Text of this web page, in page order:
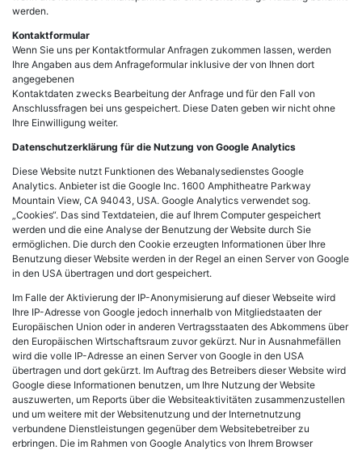
werden.
Kontaktformular
Wenn Sie uns per Kontaktformular Anfragen zukommen lassen, werden
Ihre Angaben aus dem Anfrageformular inklusive der von Ihnen dort
angegebenen
Kontaktdaten zwecks Bearbeitung der Anfrage und für den Fall von
Anschlussfragen bei uns gespeichert. Diese Daten geben wir nicht ohne
Ihre Einwilligung weiter.
Datenschutzerklärung für die Nutzung von Google Analytics
Diese Website nutzt Funktionen des Webanalysedienstes Google
Analytics. Anbieter ist die Google Inc. 1600 Amphitheatre Parkway
Mountain View, CA 94043, USA. Google Analytics verwendet sog.
„Cookies“. Das sind Textdateien, die auf Ihrem Computer gespeichert
werden und die eine Analyse der Benutzung der Website durch Sie
ermöglichen. Die durch den Cookie erzeugten Informationen über Ihre
Benutzung dieser Website werden in der Regel an einen Server von Google
in den USA übertragen und dort gespeichert.
Im Falle der Aktivierung der IP-Anonymisierung auf dieser Webseite wird
Ihre IP-Adresse von Google jedoch innerhalb von Mitgliedstaaten der
Europäischen Union oder in anderen Vertragsstaaten des Abkommens über
den Europäischen Wirtschaftsraum zuvor gekürzt. Nur in Ausnahmefällen
wird die volle IP-Adresse an einen Server von Google in den USA
übertragen und dort gekürzt. Im Auftrag des Betreibers dieser Website wird
Google diese Informationen benutzen, um Ihre Nutzung der Website
auszuwerten, um Reports über die Websiteaktivitäten zusammenzustellen
und um weitere mit der Websitenutzung und der Internetnutzung
verbundene Dienstleistungen gegenüber dem Websitebetreiber zu
erbringen. Die im Rahmen von Google Analytics von Ihrem Browser